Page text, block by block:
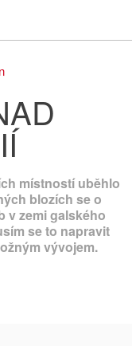
místností uběhlo
blozích se o
v zemi galského
se to napravit
vývojem.